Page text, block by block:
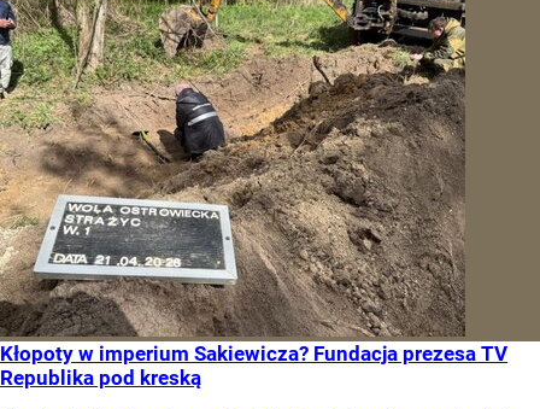
Kłopoty w imperium Sakiewicza? Fundacja prezesa TV
Republika pod kreską